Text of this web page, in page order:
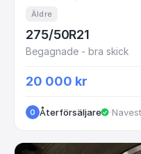
Äldre
275/50R21
Begagnade - bra skick
20 000 kr
O Återförsäljare ·